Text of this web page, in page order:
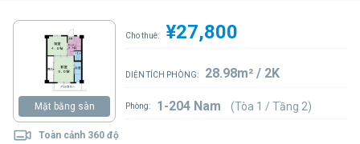
Mặt bằng sàn
Toàn cảnh 360 độ
Cho thuê: ¥27,800
DIỆN TÍCH PHÒNG: 28.98m² / 2K
Phòng: 1-204 Nam (Tòa 1 / Tầng 2)